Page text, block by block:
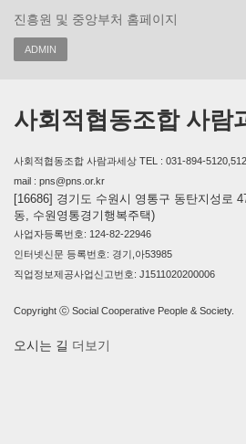
진흥원 및 중앙부처 홈페이지
ADMIN
사회적협동조합 사람
사회적협동조합 사람과세상 TEL : 031-894-
mail : pns@pns.or.kr
[16686] 경기도 수원시 영통구 동탄지성로
동, 수원영통경기행복주택)
사업자등록번호: 124-82-22946
인터넷신문 등록번호: 경기,아53985
직업정보제공사업신고번호: J1511020200006
Copyright ⓒ Social Cooperative People & Society.
오시는 길 더보기